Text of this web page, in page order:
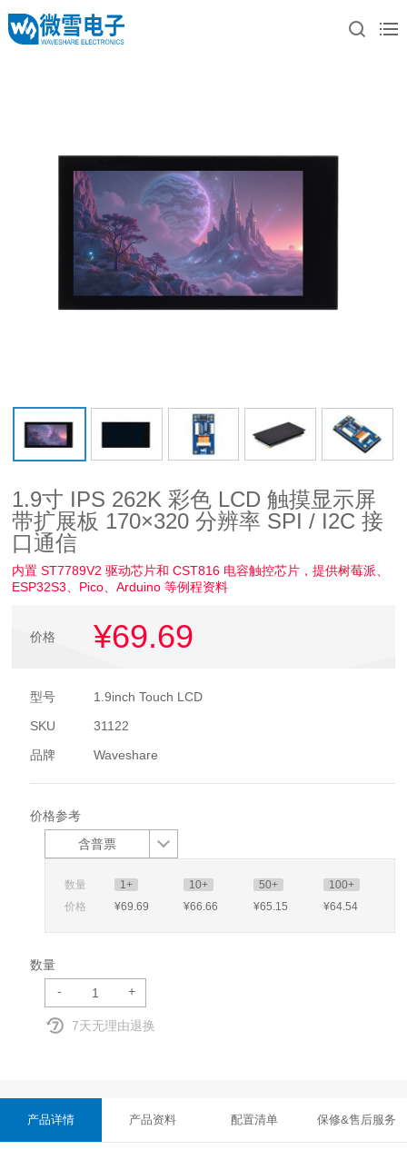
1.9寸 IPS 262K 彩色 LCD 触摸显示屏
带扩展板 170×320 分辨率 SPI / I2C 接
口通信
内置 ST7789V2 驱动芯片和 CST816 电容触控芯片，提供树莓派、
ESP32S3、Pico、Arduino 等例程资料
价格 ¥69.69
型号
1.9inch Touch LCD
SKU
31122
品牌
Waveshare
价格参考
含普票
数量 1+ 10+ 50+
100+
价格
¥69.69 ¥66.66 ¥65.15 ¥64.54
数量
-
+
7天无理由退换
产品详情 产品资料 配置清单 保修&售后服务